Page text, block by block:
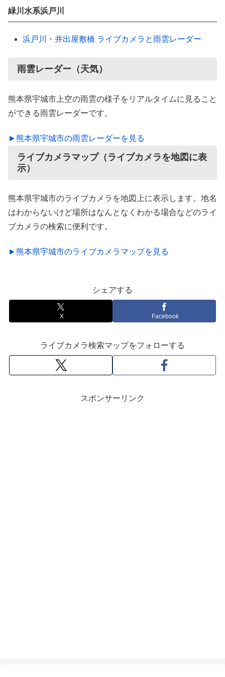
緑川水系浜戸川
浜戸川・井出屋敷橋 ライブカメラと雨雲レーダー
雨雲レーダー（天気）
熊本県宇城市上空の雨雲の様子をリアルタイムに見ること
ができる雨雲レーダーです。
►熊本県宇城市の雨雲レーダーを見る
ライブカメラマップ（ライブカメラを地図に表
示）
熊本県宇城市のライブカメラを地図上に表示します。地名
はわからないけど場所はなんとなくわかる場合などのライ
ブカメラの検索に便利です。
►熊本県宇城市のライブカメラマップを見る
シェアする
X Facebook
ライブカメラ検索マップをフォローする
スポンサーリンク